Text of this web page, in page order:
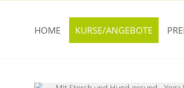
überspringen
HOME KURSE/ANGEBOTE